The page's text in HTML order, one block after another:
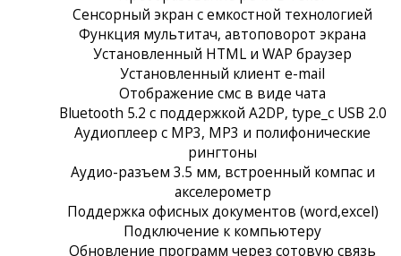
Сенсорный экран c емкостной технологией
Функция мультитач, автоповорот экрана
Установленный HTML и WAP браузер
Установленный клиент e-mail
Отображение смс в виде чата
Bluetooth 5.2 с поддержкой A2DP, type_c USB 2.0
Аудиоплеер с MP3, MP3 и полифонические
рингтоны
Аудио-разъем 3.5 мм, встроенный компас и
акселерометр
Поддержка офисных документов (word,excel)
Подключение к компьютеру
Обновление программ через сотовую связь